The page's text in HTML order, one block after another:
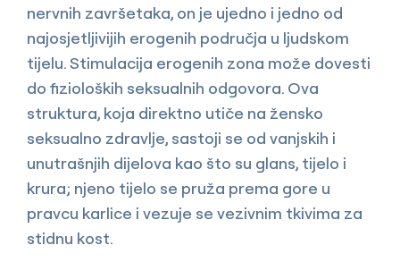
nervnih završetaka, on je ujedno i jedno od
najosjetljivijih erogenih područja u ljudskom
tijelu. Stimulacija erogenih zona može dovesti
do fizioloških seksualnih odgovora. Ova
struktura, koja direktno utiče na žensko
seksualno zdravlje, sastoji se od vanjskih i
unutrašnjih dijelova kao što su glans, tijelo i
krura; njeno tijelo se pruža prema gore u
pravcu karlice i vezuje se vezivnim tkivima za
stidnu kost.